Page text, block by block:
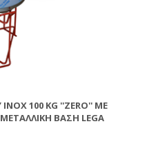
100 KG ''ZERO'' ΜΕ
ΒΆΣΗ LEGA